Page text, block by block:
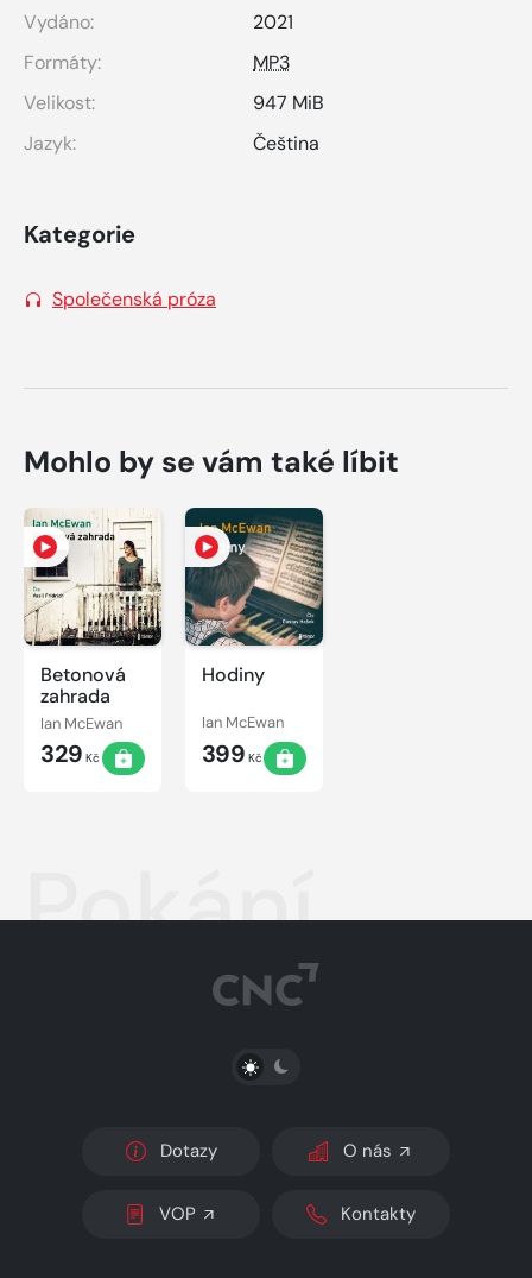
Vydáno:
2021
Formáty:
MP3
Velikost:
947 MiB
Jazyk:
Čeština
Kategorie
Společenská próza
Mohlo by se vám také líbit
Betonová
zahrada
Ian McEwan
329 Kč
Hodiny
Ian McEwan
399 Kč
Pokání
PŘEPNOUT SVĚTLÝ/TMAVÝ REŽIM
Dotazy O nás
VOP Kontakty